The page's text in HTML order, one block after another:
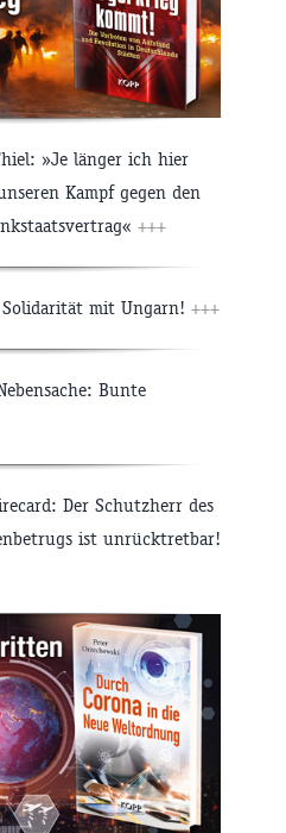
»Je länger ich hier
Kampf gegen den
+++
Solidarität mit Ungarn! +++
Bunte
Der Schutzherr des
ist unrücktretbar!